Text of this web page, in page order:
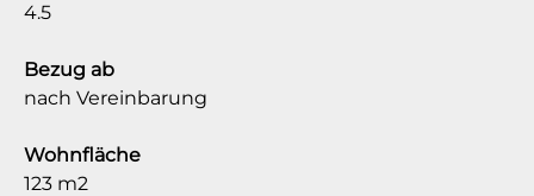
4.5
Bezug ab
nach Vereinbarung
Wohnfläche
123 m2